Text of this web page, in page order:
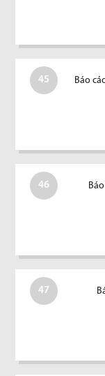
45 Báo
46
47